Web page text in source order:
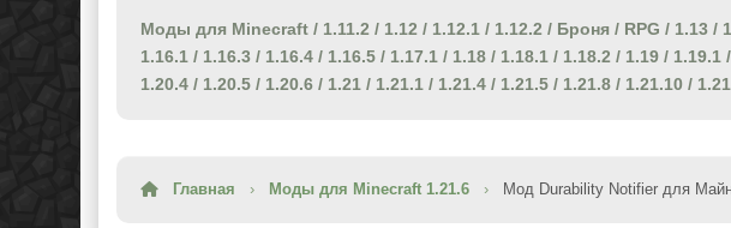
Моды для Minecraft / 1.11.2 / 1.12 / 1.12.1 / 1.12.2 / Броня / RPG / 1.13 /
1.16.1 / 1.16.3 / 1.16.4 / 1.16.5 / 1.17.1 / 1.18 / 1.18.1 / 1.18.2 / 1.19 / 1.19.1 /
1.20.4 / 1.20.5 / 1.20.6 / 1.21 / 1.21.1 / 1.21.4 / 1.21.5 / 1.21.8 / 1.21.10 /
Главная › Моды для Minecraft 1.21.6 › Мод Durability Notifier для